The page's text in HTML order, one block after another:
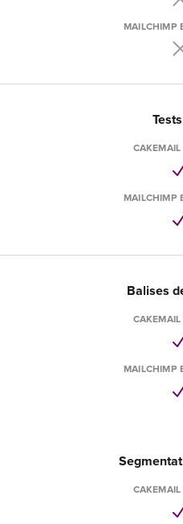
MAILCHIMP
CAKEMAIL
MAILCHIMP
Balises
CAKEMAIL
MAILCHIMP
CAKEMAIL